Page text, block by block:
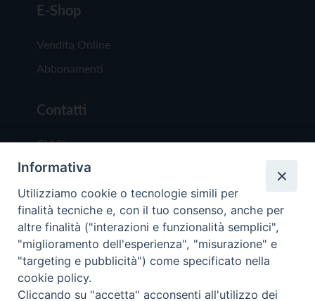
E-Shop
Vendita Online
Abbonamenti
Contatti
Chi Siamo
Redazione
Scrivici
Copyright © 2019 - Tutti i diritti riservati - Vita
Informativa
Utilizziamo cookie o tecnologie simili per
finalità tecniche e, con il tuo consenso, anche per
altre finalità ("interazioni e funzionalità semplici",
"miglioramento dell'esperienza", "misurazione" e
"targeting e pubblicità") come specificato nella
cookie policy.
Cliccando su "accetta" acconsenti all'utilizzo dei